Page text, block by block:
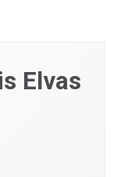
Elvas